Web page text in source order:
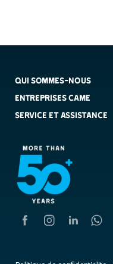
QUI SOMMES-NOUS
ENTREPRISES CAME
SERVICE ET ASSISTANCE